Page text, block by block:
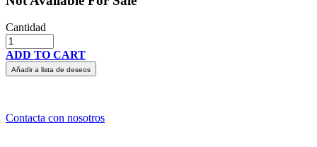
Cantidad
ADD TO CART
Añadir a lista de deseos
Contacta con nosotros